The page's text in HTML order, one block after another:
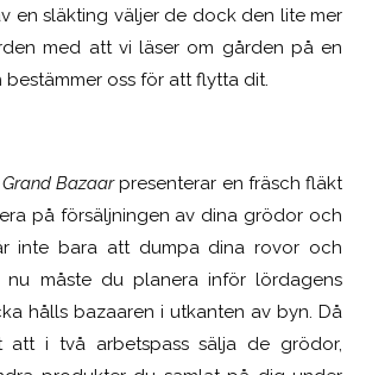
en släkting väljer de dock den lite mer
med att vi läser om gården på en
oss för att flytta dit.
Bazaarpresenterar en fräsch fläkt
på försäljningen av dina grödor och
inte bara att dumpa dina rovor och
måste du planera inför lördagens
hålls bazaaren i utkanten av byn. Då
att i två arbetspass sälja de grödor,